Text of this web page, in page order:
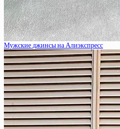
Мужские джинсы на Алиэкспресс